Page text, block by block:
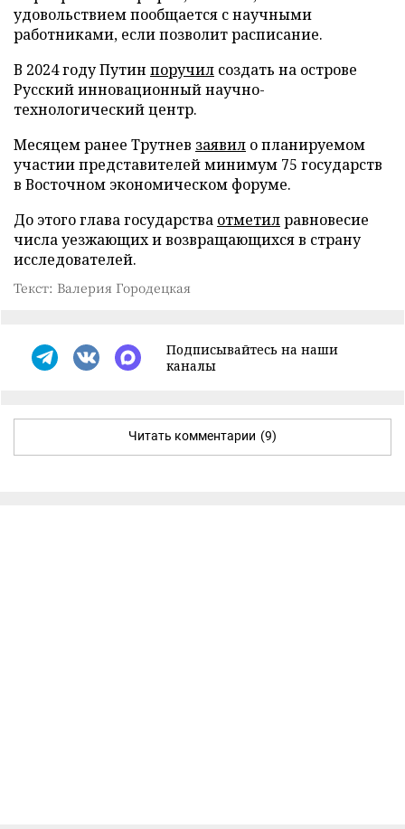
удовольствием пообщается с научными
работниками, если позволит расписание.
В 2024 году Путин поручил создать на острове
Русский инновационный научно-
технологический центр.
Месяцем ранее Трутнев заявил о планируемом
участии представителей минимум 75 государств
в Восточном экономическом форуме.
До этого глава государства отметилравновесие
числа уезжающих и возвращающихся в страну
исследователей.
Текст: Валерия Городецкая
Подписывайтесь на наши
каналы
Читать комментарии (9)